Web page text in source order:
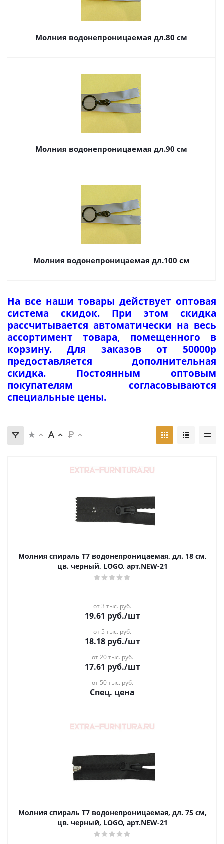
Молния водонепроницаемая дл.80 см
Молния водонепроницаемая дл.90 см
Молния водонепроницаемая дл.100 см
На все наши товары действует оптовая
система скидок. При этом скидка
рассчитывается автоматически на весь
ассортимент товара, помещенного в
корзину. Для заказов от 50000р
предоставляется дополнительная
скидка. Постоянным оптовым
покупателям согласовываются
специальные цены.
Молния спираль Т7 водонепроницаемая, дл. 18 см,
цв. черный, LOGO, арт.NEW-21
от 3 тыс. руб.
19.61 руб./шт
от 5 тыс. руб.
18.18руб./шт
от 20 тыс. руб.
17.61 руб./шт
от 50 тыс. руб.
Спец. цена
Молния спираль Т7 водонепроницаемая, дл. 75 см,
цв. черный, LOGO, арт.NEW-21